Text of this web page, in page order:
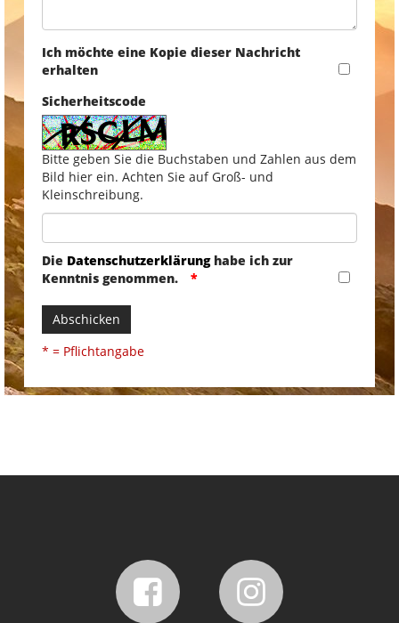
Ich möchte eine Kopie dieser Nachricht
erhalten
Sicherheitscode
Bitte geben Sie die Buchstaben und Zahlen aus dem
Bild hier ein. Achten Sie auf Groß- und
Kleinschreibung.
Die Datenschutzerklärunghabe ich zur
Kenntnis genommen.
Abschicken
* = Pflichtangabe